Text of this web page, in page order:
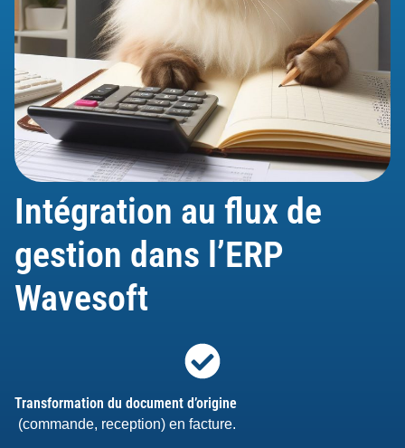
Intégration au flux de
gestion dans l’ERP
Wavesoft
Transformation du document d’origine
(commande, reception) en facture.